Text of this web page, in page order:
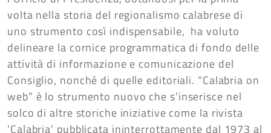
volta nella storia del regionalismo calabrese di
uno strumento così indispensabile, ha voluto
delineare la cornice programmatica di fondo delle
attività di informazione e comunicazione del
Consiglio, nonché di quelle editoriali. “Calabria on
web” è lo strumento nuovo che s’inserisce nel
solco di altre storiche iniziative come la rivista
‘Calabria’ pubblicata ininterrottamente dal 1973 al